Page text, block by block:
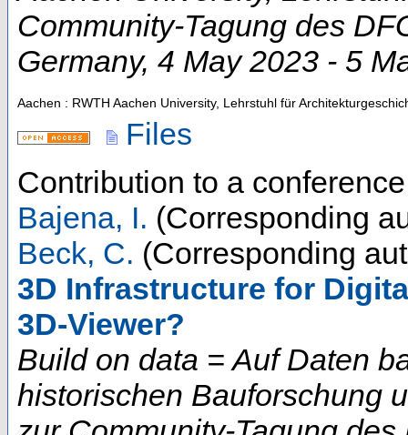
Community-Tagung des
Germany, 4 May 2023 - 5
Aachen : RWTH Aachen University, Lehrstuhl für
Files
Contribution to a
Bajena, I. (Corresponding
Beck, C. (Corresponding
3D Infrastructure for
3D-Viewer?
Build on data = Auf Daten
historischen Bauforschung